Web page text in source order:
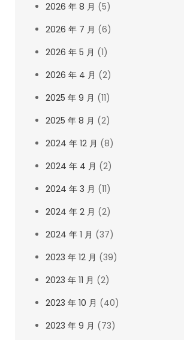
2026 年 8 月 (5)
2026 年 7 月 (6)
2026 年 5 月 (1)
2026 年 4 月 (2)
2025 年 9 月 (11)
2025 年 8 月 (2)
2024 年 12 月 (8)
2024 年 4 月 (2)
2024 年 3 月 (11)
2024 年 2 月 (2)
2024 年 1 月 (37)
2023 年 12 月 (39)
2023 年 11 月 (2)
2023 年 10 月 (40)
2023 年 9 月 (73)